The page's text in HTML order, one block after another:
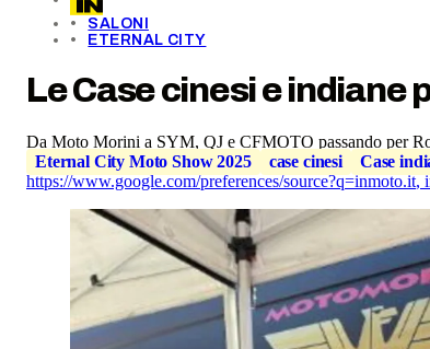
SALONI
ETERNAL CITY
Le Case cinesi e
Da Moto Morini a SYM, QJ e CFMOTO passando per
Eternal City Moto Show 2025
case cinesi Case
https://www.google.com/preferences/source?q=inmoto.it,